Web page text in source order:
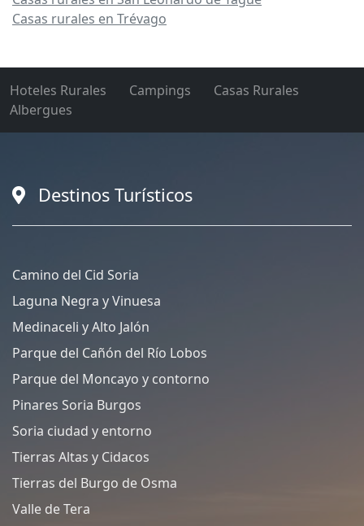
Casas rurales en Trévago
Hoteles Rurales Campings
Casas Rurales
Albergues
Destinos Turísticos
Camino del Cid Soria
Laguna Negra y Vinuesa
Medinaceli y Alto Jalón
Parque del Cañón del Río Lobos
Parque del Moncayo y contorno
Pinares Soria Burgos
Soria ciudad y entorno
Tierras Altas y Cidacos
Tierras del Burgo de Osma
Valle de Tera